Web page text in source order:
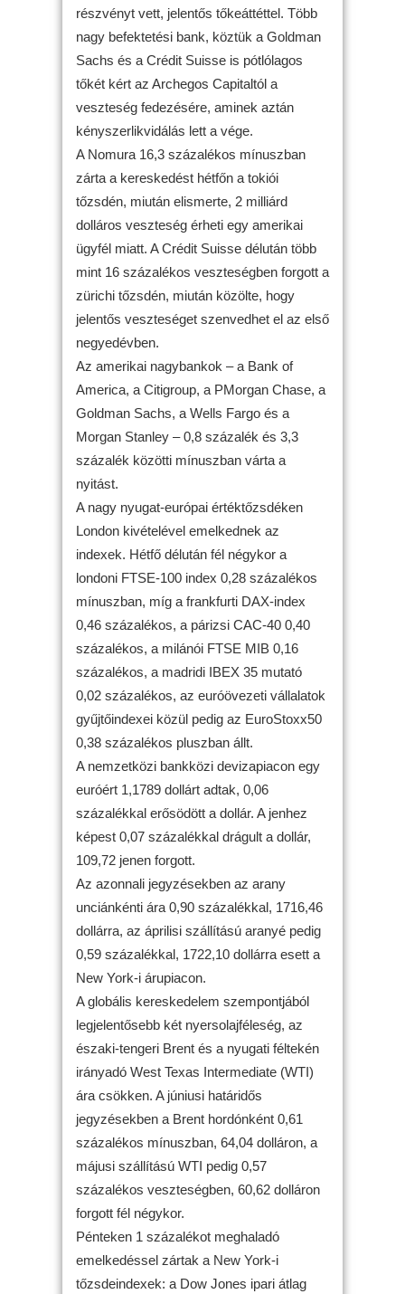
részvényt vett, jelentős tőkeáttéttel. Több
nagy befektetési bank, köztük a Goldman
Sachs és a Crédit Suisse is pótlólagos
tőkét kért az Archegos Capitaltól a
veszteség fedezésére, aminek aztán
kényszerlikvidálás lett a vége.
A Nomura 16,3 százalékos mínuszban
zárta a kereskedést hétfőn a tokiói
tőzsdén, miután elismerte, 2 milliárd
dolláros veszteség érheti egy amerikai
ügyfél miatt. A Crédit Suisse délután több
mint 16 százalékos veszteségben forgott a
zürichi tőzsdén, miután közölte, hogy
jelentős veszteséget szenvedhet el az első
negyedévben.
Az amerikai nagybankok – a Bank of
America, a Citigroup, a PMorgan Chase, a
Goldman Sachs, a Wells Fargo és a
Morgan Stanley – 0,8 százalék és 3,3
százalék közötti mínuszban várta a
nyitást.
A nagy nyugat-európai értéktőzsdéken
London kivételével emelkednek az
indexek. Hétfő délután fél négykor a
londoni FTSE-100 index 0,28 százalékos
mínuszban, míg a frankfurti DAX-index
0,46 százalékos, a párizsi CAC-40 0,40
százalékos, a milánói FTSE MIB 0,16
százalékos, a madridi IBEX 35 mutató
0,02 százalékos, az euróövezeti vállalatok
gyűjtőindexei közül pedig az EuroStoxx50
0,38 százalékos pluszban állt.
A nemzetközi bankközi devizapiacon egy
euróért 1,1789 dollárt adtak, 0,06
százalékkal erősödött a dollár. A jenhez
képest 0,07 százalékkal drágult a dollár,
109,72 jenen forgott.
Az azonnali jegyzésekben az arany
unciánkénti ára 0,90 százalékkal, 1716,46
dollárra, az áprilisi szállítású aranyé pedig
0,59 százalékkal, 1722,10 dollárra esett a
New York-i árupiacon.
A globális kereskedelem szempontjából
legjelentősebb két nyersolajféleség, az
északi-tengeri Brent és a nyugati féltekén
irányadó West Texas Intermediate (WTI)
ára csökken. A júniusi határidős
jegyzésekben a Brent hordónként 0,61
százalékos mínuszban, 64,04 dolláron, a
májusi szállítású WTI pedig 0,57
százalékos veszteségben, 60,62 dolláron
forgott fél négykor.
Pénteken 1 százalékot meghaladó
emelkedéssel zártak a New York-i
tőzsdeindexek: a Dow Jones ipari átlag